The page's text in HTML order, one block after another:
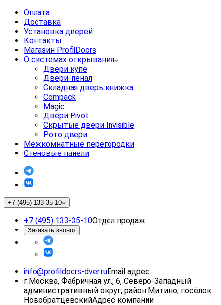
Оплата
Доставка
Установка дверей
Контакты
Магазин ProfilDoors
О системах открывания
Двери купе
Двери-пенал
Складная дверь книжка
Compack
Magic
Двери Pivot
Скрытые двери Invisible
Рото двери
Межкомнатные перегородки
Стеновые панели
+7 (495) 133-35-10
+7 (495) 133-35-10Отдел продаж
Заказать звонок
info@profildoors-dver.ruEmail адрес
г.Москва, Фабричная ул., 6, Северо-Западный
административный округ, район Митино, посёлок
НовобратцевскийАдрес компании